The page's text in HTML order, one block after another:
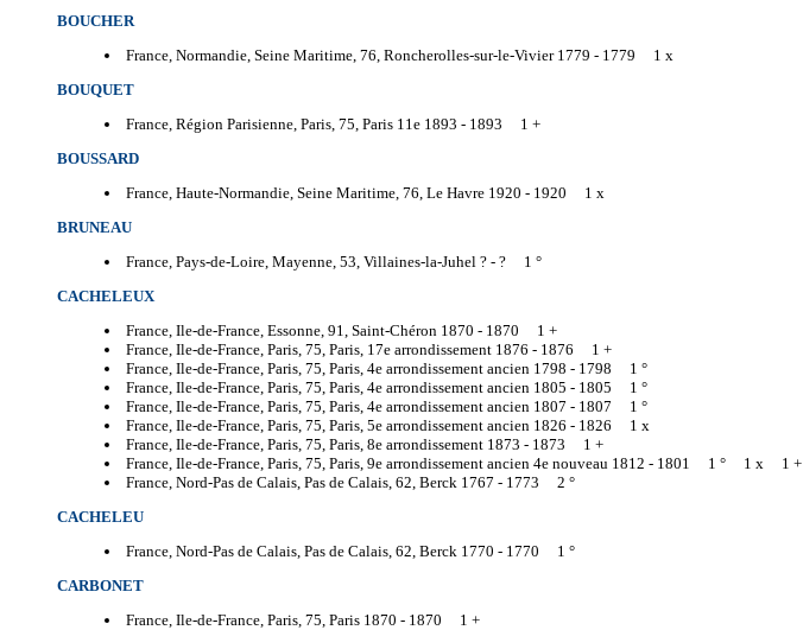
BOUCHER
France, Normandie, Seine Maritime, 76, Roncherolles-sur-le-Vivier 1779 - 1779 1 x
BOUQUET
France, Région Parisienne, Paris, 75, Paris 11e 1893 - 1893 1 +
BOUSSARD
France, Haute-Normandie, Seine Maritime, 76, Le Havre 1920 - 1920 1 x
BRUNEAU
France, Pays-de-Loire, Mayenne, 53, Villaines-la-Juhel ? - ? 1 °
CACHELEUX
France, Ile-de-France, Essonne, 91, Saint-Chéron 1870 - 1870 1 +
France, Ile-de-France, Paris, 75, Paris, 17e arrondissement 1876 - 1876 1 +
France, Ile-de-France, Paris, 75, Paris, 4e arrondissement ancien 1798 - 1798 1 °
France, Ile-de-France, Paris, 75, Paris, 4e arrondissement ancien 1805 - 1805 1 °
France, Ile-de-France, Paris, 75, Paris, 4e arrondissement ancien 1807 - 1807 1 °
France, Ile-de-France, Paris, 75, Paris, 5e arrondissement ancien 1826 - 1826 1 x
France, Ile-de-France, Paris, 75, Paris, 8e arrondissement 1873 - 1873 1 +
France, Ile-de-France, Paris, 75, Paris, 9e arrondissement ancien 4e nouveau 1812 - 1801 1 ° 1 x 1 +
France, Nord-Pas de Calais, Pas de Calais, 62, Berck 1767 - 1773 2 °
CACHELEU
France, Nord-Pas de Calais, Pas de Calais, 62, Berck 1770 - 1770 1 °
CARBONET
France, Ile-de-France, Paris, 75, Paris 1870 - 1870 1 +